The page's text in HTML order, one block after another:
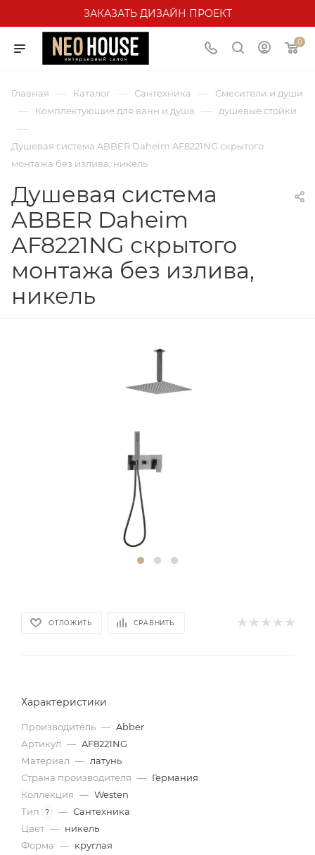
ЗАКАЗАТЬ ДИЗАЙН ПРОЕКТ
0
Главная — Каталог — Сантехника — Смесители и души
— Комплектующие для ванн и душа — душевые стойки
—
Душевая система ABBER Daheim AF8221NG скрытого
монтажа без излива, никель
Душевая система
ABBER Daheim
AF8221NG скрытого
монтажа без излива,
никель
ОТЛОЖИТЬ СРАВНИТЬ
Характеристики
Производитель — Abber
Артикул — AF8221NG
Материал — латунь
Страна производителя — Германия
Коллекция — Westen
Тип
? — Сантехника
Цвет — никель
Форма — круглая